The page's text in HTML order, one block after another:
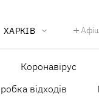
ХАРКІВ
Коронавірус
відходів